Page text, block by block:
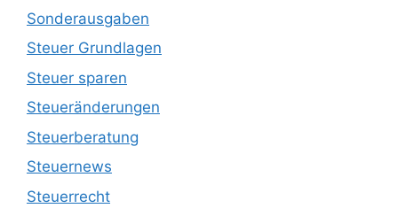
Sonderausgaben
Steuer Grundlagen
Steuer sparen
Steueränderungen
Steuerberatung
Steuernews
Steuerrecht